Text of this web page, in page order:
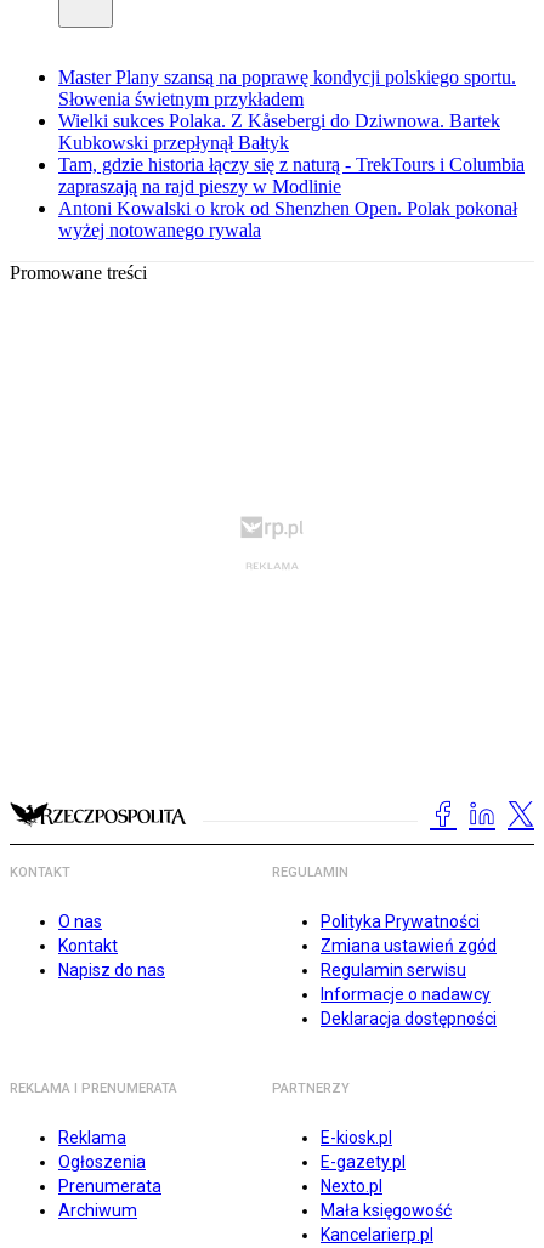
Master Plany szansą na poprawę kondycji polskiego sportu.
Słowenia świetnym przykładem
Wielki sukces Polaka. Z Kåsebergi do Dziwnowa. Bartek
Kubkowski przepłynął Bałtyk
Tam, gdzie historia łączy się z naturą - TrekTours i Columbia
zapraszają na rajd pieszy w Modlinie
Antoni Kowalski o krok od Shenzhen Open. Polak pokonał
wyżej notowanego rywala
Promowane treści
KONTAKT
O nas
Kontakt
Napisz do nas
REGULAMIN
Polityka Prywatności
Zmiana ustawień zgód
Regulamin serwisu
Informacje o nadawcy
Deklaracja dostępności
REKLAMA I PRENUMERATA
Reklama
Ogłoszenia
Prenumerata
Archiwum
PARTNERZY
E-kiosk.pl
E-gazety.pl
Nexto.pl
Mała księgowość
Kancelarierp.pl